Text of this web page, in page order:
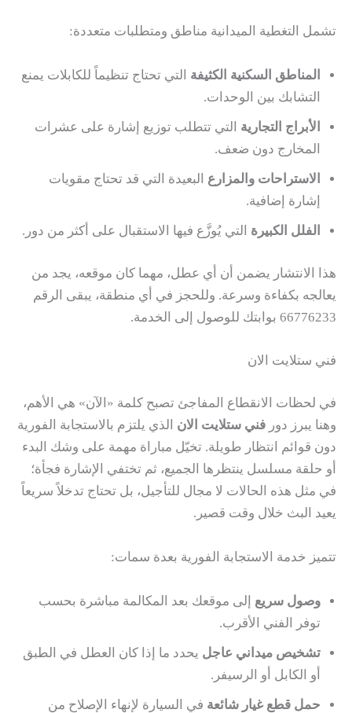
تشمل التغطية الميدانية مناطق ومتطلبات متعددة:
المناطق السكنية الكثيفة التي تحتاج تنظيماً للكابلات يمنع
التشابك بين الوحدات.
الأبراج التجارية التي تتطلب توزيع إشارة على عشرات
المخارج دون ضعف.
الاستراحات والمزارع البعيدة التي قد تحتاج مقويات
إشارة إضافية.
الفلل الكبيرة التي يُوزَّع فيها الاستقبال على أكثر من دور.
هذا الانتشار يضمن أن أي عطل، مهما كان موقعه، يجد من
يعالجه بكفاءة وسرعة. وللحجز في أي منطقة، يبقى الرقم
66776233 بوابتك للوصول إلى الخدمة.
فني ستلايت الان
في لحظات الانقطاع المفاجئ تصبح كلمة «الآن» هي الأهم،
وهنا يبرز دور فني ستلايت الان الذي يلتزم بالاستجابة الفورية
دون قوائم انتظار طويلة. تخيّل مباراة مهمة على وشك البدء
أو حلقة مسلسل ينتظرها الجميع، ثم تختفي الإشارة فجأة؛
في مثل هذه الحالات لا مجال للتأجيل، بل تحتاج تدخلاً سريعاً
يعيد البث خلال وقت قصير.
تتميز خدمة الاستجابة الفورية بعدة سمات:
وصول سريع إلى موقعك بعد المكالمة مباشرة بحسب
توفر الفني الأقرب.
تشخيص ميداني عاجل يحدد ما إذا كان العطل في الطبق
أو الكابل أو الرسيفر.
حمل قطع غيار شائعة في السيارة لإنهاء الإصلاح من